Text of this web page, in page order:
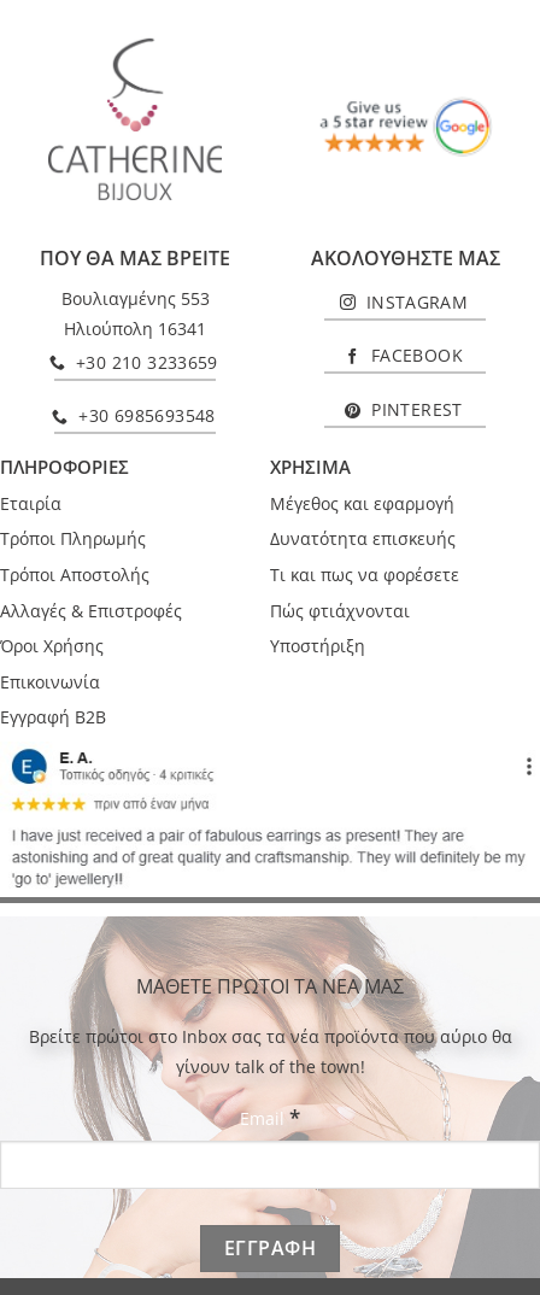
ΠΟΥ ΘΑ ΜΑΣ ΒΡΕΙΤΕ
Βουλιαγμένης 553
Ηλιούπολη 16341
+30 210 3233659
+30 6985693548
ΑΚΟΛΟΥΘΗΣΤΕ ΜΑΣ
INSTAGRAM
FACEBOOK
PINTEREST
ΠΛΗΡΟΦΟΡΙΕΣ
Εταιρία
Τρόποι Πληρωμής
Τρόποι Αποστολής
Αλλαγές & Επιστροφές
Όροι Χρήσης
Επικοινωνία
Εγγραφή B2B
ΧΡΗΣΙΜΑ
Μέγεθος και εφαρμογή
Δυνατότητα επισκευής
Τι και πως να φορέσετε
Πώς φτιάχνονται
Υποστήριξη
ΜΑΘΕΤΕ ΠΡΩΤΟΙ ΤΑ ΝΕΑ ΜΑΣ
Bρείτε πρώτοι στο Inbox σας τα νέα προϊόντα που αύριο θα
γίνουν talk of the town!
Email *